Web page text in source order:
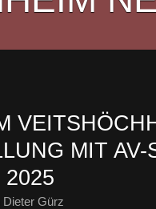
MIT AV-
2025
Dieter Gürz